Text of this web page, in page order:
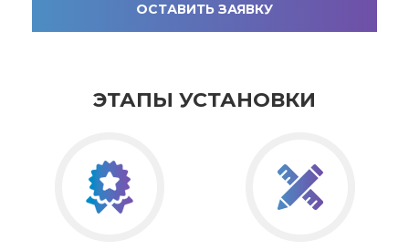
ОСТАВИТЬ ЗАЯВКУ
ЭТАПЫ УСТАНОВКИ